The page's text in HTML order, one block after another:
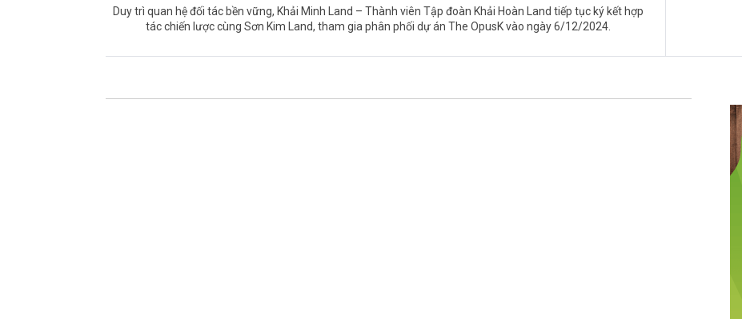
Duy trì quan hệ đối tác bền vững, Khải Minh Land – Thành viên Tập đoàn Khải Hoàn Land tiếp tục ký kết hợp
tác chiến lược cùng Sơn Kim Land, tham gia phân phối dự án The OpusK vào ngày 6/12/2024.